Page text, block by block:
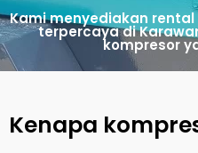
Kami menyediakan
terpercaya di
kompresor
Kenapa